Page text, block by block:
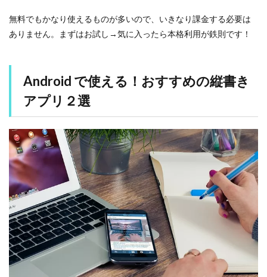
【
１
T
E
d
i
t
r
–
縦
き
エ
デ
ィ
タ
2.2
無料でもかなり使えるものが多いので、いきなり課金する必要は
ありません。まずはお試し→気に入ったら本格利用が鉄則です！
Android で使える！おすすめの縦書き
アプリ２選